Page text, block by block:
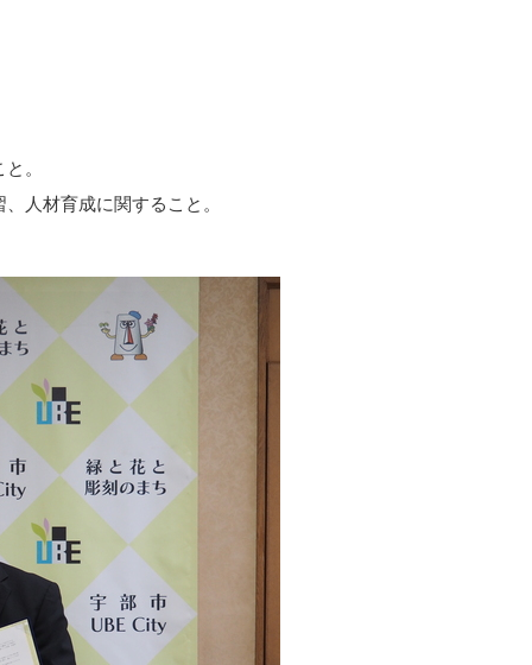
。
人材育成に関すること。